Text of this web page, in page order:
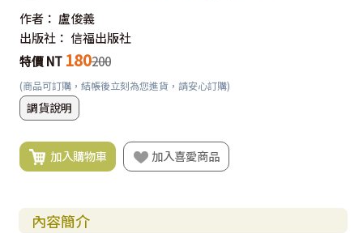
作者： 盧俊義
出版社： 信福出版社
特價 NT 180200
(商品可訂購，結帳後立刻為您進貨，請安心訂購)
調貨說明
加入購物車 加入喜愛商品
內容簡介